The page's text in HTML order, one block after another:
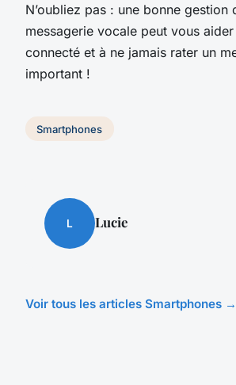
N’oubliez pas : une bonne gestion
messagerie vocale peut vous
connecté et à ne jamais rater un
important !
Smartphones
L Lucie
Voir tous les articles Smartphones →